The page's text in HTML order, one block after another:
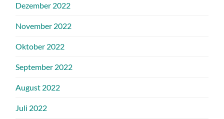
Dezember 2022
November 2022
Oktober 2022
September 2022
August 2022
Juli 2022